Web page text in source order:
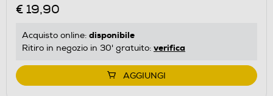
€ 19,90
Acquisto online: disponibile
Ritiro in negozio in 30' gratuito: verifica
AGGIUNGI